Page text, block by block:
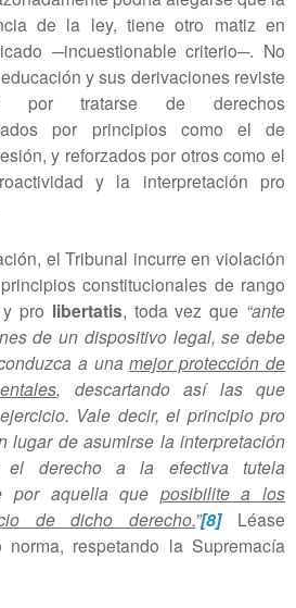
de la ley, tiene otro matiz en
─incuestionable criterio─. No
y sus derivaciones reviste
por tratarse de derechos
por principios como el de
y reforzados por otros como el
y la interpretación pro
el Tribunal incurre en violación
constitucionales de rango
pro libertatis, toda vez que “ante
de un dispositivo legal, se debe
a unamejor protección de
, descartando así las que
Vale decir, el principio pro
lugar de asumirse la interpretación
el derecho a la efectiva tutela
por aquella que posibilite a los
de dicho derecho.”[8]Léase
respetando la Supremacía